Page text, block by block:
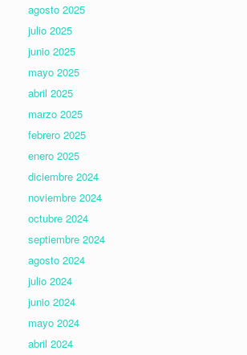
agosto 2025
julio 2025
junio 2025
mayo 2025
abril 2025
marzo 2025
febrero 2025
enero 2025
diciembre 2024
noviembre 2024
octubre 2024
septiembre 2024
agosto 2024
julio 2024
junio 2024
mayo 2024
abril 2024